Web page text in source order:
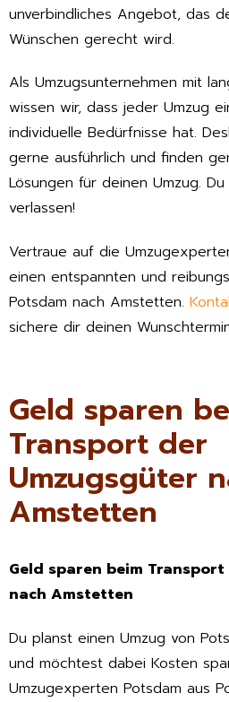
unverbindliches Angebot, das
Wünschen gerecht wird.
Als Umzugsunternehmen mit
wissen wir, dass jeder Umzug
individuelle Bedürfnisse hat.
gerne ausführlich und finden
Lösungen für deinen Umzug.
verlassen!
Vertraue auf die
einen entspannten und
Potsdam nach Amstetten.
sichere dir deinen
Geld sparen
Transport der
Umzugsgüter
Amstetten
Geld sparen beim
nach Amstetten
Du planst einen Umzug von
und möchtest dabei Kosten
Umzugexperten Potsdam aus